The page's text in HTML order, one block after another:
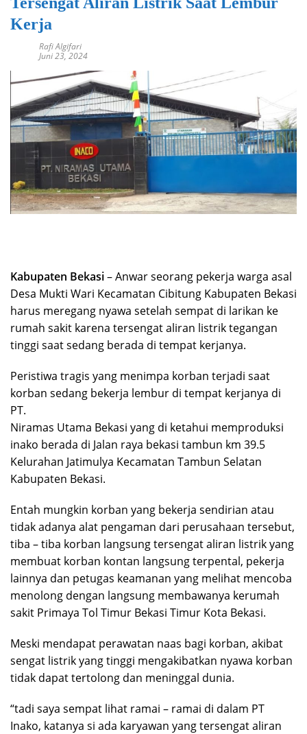
Kerja
Rafi Algifari
Juni 23, 2024
Kabupaten Bekasi– Anwar seorang pekerja warga asal
Desa Mukti Wari Kecamatan Cibitung Kabupaten Bekasi
harus meregang nyawa setelah sempat di larikan ke
rumah sakit karena tersengat aliran listrik tegangan
tinggi saat sedang berada di tempat kerjanya.
Peristiwa tragis yang menimpa korban terjadi saat
korban sedang bekerja lembur di tempat kerjanya di
PT.
Niramas Utama Bekasi yang di ketahui memproduksi
inako berada di Jalan raya bekasi tambun km 39.5
Kelurahan Jatimulya Kecamatan Tambun Selatan
Kabupaten Bekasi.
Entah mungkin korban yang bekerja sendirian atau
tidak adanya alat pengaman dari perusahaan tersebut,
tiba – tiba korban langsung tersengat aliran listrik yang
membuat korban kontan langsung terpental, pekerja
lainnya dan petugas keamanan yang melihat mencoba
menolong dengan langsung membawanya kerumah
sakit Primaya Tol Timur Bekasi Timur Kota Bekasi.
Meski mendapat perawatan naas bagi korban, akibat
sengat listrik yang tinggi mengakibatkan nyawa korban
tidak dapat tertolong dan meninggal dunia.
“tadi saya sempat lihat ramai – ramai di dalam PT
Inako, katanya si ada karyawan yang tersengat aliran